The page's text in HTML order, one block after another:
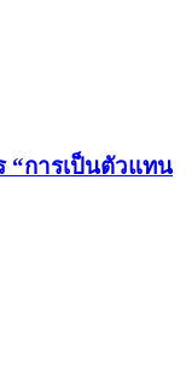
“การเป็นตัวแทน